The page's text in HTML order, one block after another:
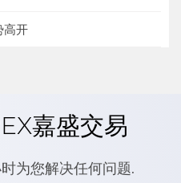
高开
嘉盛交易
为您解决任何问题.